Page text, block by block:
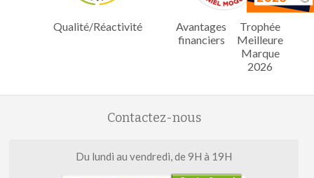
Qualité/Réactivité
Avantages
financiers
Trophée
Meilleure
Marque
2026
Contactez-nous
Du lundi au vendredi, de 9H à 19H